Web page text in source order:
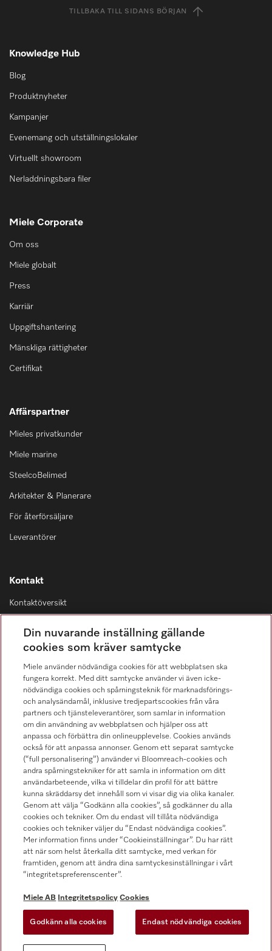
TILLBAKA TILL SIDANS BÖRJAN
Knowledge Hub
Blog
Produktnyheter
Kampanjer
Evenemang och utställningslokaler
Virtuellt showroom
Nerladdningsbara filer
Miele Corporate
Om oss
Miele globalt
Press
Karriär
Uppgiftshantering
Mänskliga rättigheter
Certifikat
Affärspartner
Mieles privatkunder
Miele marine
SteelcoBelimed
Arkitekter & Planerare
För återförsäljare
Leverantörer
Kontakt
Kontaktöversikt
08-562 29 800
Hitta återförsäljare
Följ Miele Professional
Integritetspolicy
Allmänna villkor
Cookieinställningar
Din nuvarande inställning gällande
cookies som kräver samtycke
Miele använder nödvändiga cookies för att webbplatsen ska
fungera korrekt. Med ditt samtycke använder vi även icke-
nödvändiga cookies och spårningsteknik för marknadsförings-
och analysändamål, inklusive tredjepartscookies från våra
partners och tjänsteleverantörer, som samlar in information
om din användning av webbplatsen och hjälper oss att
anpassa och förbättra din onlineupplevelse. Cookies används
också för att anpassa annonser. Genom ett separat samtycke
(“full personalisering”) använder vi Bloomreach-cookies och
andra spårningstekniker för att samla in information om ditt
användarbeteende, vilka vi tilldelar din profil för att bättre
kunna skräddarsy det innehåll som vi visar dig via olika kanaler.
Genom att välja “Godkänn alla cookies”, så godkänner du alla
cookies och tekniker. Om du endast vill tillåta nödvändiga
cookies och tekniker väljer du “Endast nödvändiga cookies”.
Mer information finns under “Cookieinställningar”. Du har rätt
att när som helst återkalla ditt samtycke, med verkan för
framtiden, genom att ändra dina samtyckesinställningar i vårt
“integritetspreferenscenter”.
Miele AB Integritetspolicy Cookies
Godkänn alla cookies Endast nödvändiga cookies